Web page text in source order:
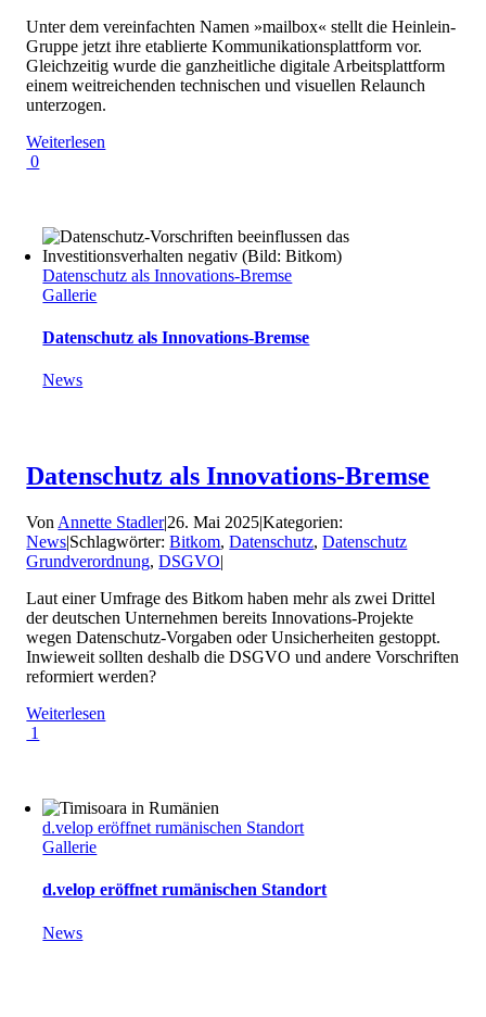
Unter dem vereinfachten Namen »mailbox« stellt die Heinlein-
Gruppe jetzt ihre etablierte Kommunikationsplattform vor.
Gleichzeitig wurde die ganzheitliche digitale Arbeitsplattform
einem weitreichenden technischen und visuellen Relaunch
unterzogen.
Weiterlesen
0
Datenschutz als Innovations-Bremse
Gallerie
Datenschutz als Innovations-Bremse
News
Datenschutz als Innovations-Bremse
Von Annette Stadler|26. Mai 2025|Kategorien:
News|Schlagwörter:Bitkom,Datenschutz,Datenschutz
Grundverordnung,DSGVO|
Laut einer Umfrage des Bitkom haben mehr als zwei Drittel
der deutschen Unternehmen bereits Innovations-Projekte
wegen Datenschutz-Vorgaben oder Unsicherheiten gestoppt.
Inwieweit sollten deshalb die DSGVO und andere Vorschriften
reformiert werden?
Weiterlesen
1
d.velop eröffnet rumänischen Standort
Gallerie
d.velop eröffnet rumänischen Standort
News